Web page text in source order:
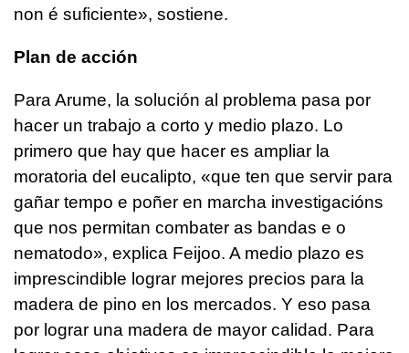
non é suficiente», sostiene.
Plan de acción
Para Arume, la solución al problema pasa por
hacer un trabajo a corto y medio plazo. Lo
primero que hay que hacer es ampliar la
moratoria del eucalipto, «que ten que servir para
gañar tempo e poñer en marcha investigacións
que nos permitan combater as bandas e o
nematodo», explica Feijoo. A medio plazo es
imprescindible lograr mejores precios para la
madera de pino en los mercados. Y eso pasa
por lograr una madera de mayor calidad. Para